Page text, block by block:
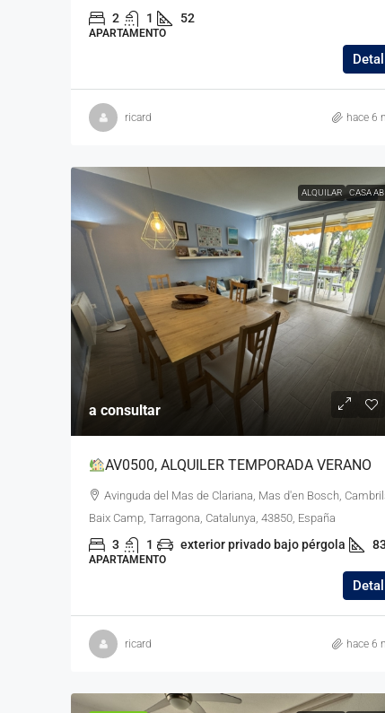
2 1 52
APARTAMENTO
ricard hace 6
ALQUILAR CASA
a consultar
AV0500, ALQUILER TEMPORADA VERANO
Avinguda del Mas de Clariana, Mas d'en Bosch,
Baix Camp, Tarragona, Catalunya, 43850, España
3 1 exterior privado bajo pérgola
APARTAMENTO
ricard hace 6